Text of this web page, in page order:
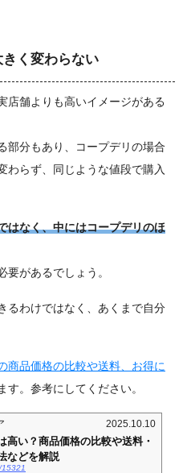
く変わらない
店舗よりも高いイメージがある
部分もあり、コープデリの場合
わらず、同じような値段で購入
はなく、中にはコープデリのほ
要があるでしょう。
るわけではなく、あくまで自分
商品価格の比較や送料、お得に
す。参考にしてください。
2025.10.10
高い？商品価格の比較や送料・
などを解説
15321